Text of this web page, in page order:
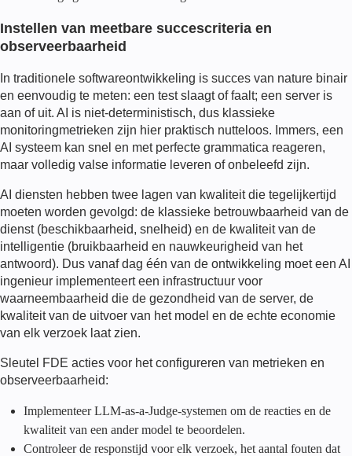
Instellen van meetbare succescriteria en
observeerbaarheid
In traditionele softwareontwikkeling is succes van nature binair
en eenvoudig te meten: een test slaagt of faalt; een server is
aan of uit. AI is niet-deterministisch, dus klassieke
monitoringmetrieken zijn hier praktisch nutteloos. Immers, een
AI systeem kan snel en met perfecte grammatica reageren,
maar volledig valse informatie leveren of onbeleefd zijn.
AI diensten hebben twee lagen van kwaliteit die tegelijkertijd
moeten worden gevolgd: de klassieke betrouwbaarheid van de
dienst (beschikbaarheid, snelheid) en de kwaliteit van de
intelligentie (bruikbaarheid en nauwkeurigheid van het
antwoord). Dus vanaf dag één van de ontwikkeling moet een AI
ingenieur implementeert een infrastructuur voor
waarneembaarheid die de gezondheid van de server, de
kwaliteit van de uitvoer van het model en de echte economie
van elk verzoek laat zien.
Sleutel FDE acties voor het configureren van metrieken en
observeerbaarheid:
Implementeer LLM-as-a-Judge-systemen om de reacties en de
kwaliteit van een ander model te beoordelen.
Controleer de responstijd voor elk verzoek, het aantal fouten dat